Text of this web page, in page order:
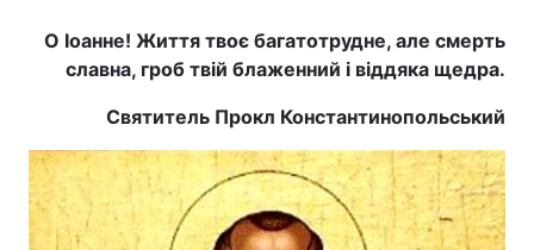
Головна Війна
Економіка Світ
Спорт Наука
О Іоанне! Життя твоє багатотрудне, але смерть
славна, гроб твій блаженний і віддяка щедра.
Святитель Прокл Константинопольський